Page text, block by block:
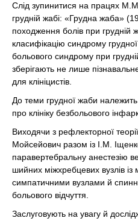
Слід зупинитися на працях
грудній жабі: «Грудна жаба»
походження болів при грудній
класифікацію синдрому
больового синдрому при
зберігають не лише
для клініцистів.
До теми грудної жаби
про клініку безбольового
Виходячи з рефлекторної
Мойсейович разом із І.М.
паравертебральну анестезію
шийних міжхребцевих вузлів із
симпатичними вузлами й
больового відчуття.
Заслуговують на увагу й